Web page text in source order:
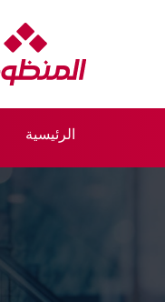
الرئيسية